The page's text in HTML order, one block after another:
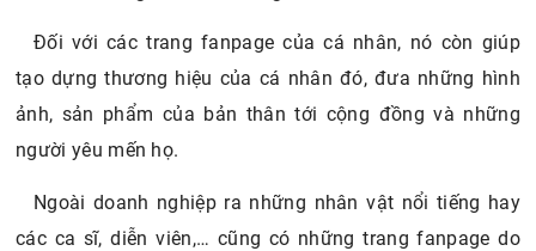
Đối với các trang fanpage của cá nhân, nó còn giúp
tạo dựng thương hiệu của cá nhân đó, đưa những hình
ảnh, sản phẩm của bản thân tới cộng đồng và những
người yêu mến họ.
Ngoài doanh nghiệp ra những nhân vật nổi tiếng hay
các ca sĩ, diễn viên,… cũng có những trang fanpage do